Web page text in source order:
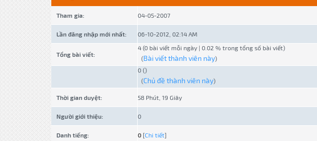
Tham gia: 04-05-2007
Lần đăng nhập mới nhất: 06-10-2012, 02:14 AM
Tổng bài viết:
4 (0 bài viết mỗi ngày | 0.02 % trong tổng số bài viết)
(Bài viết thành viên này)
0 ()
(Chủ đề thành viên này)
Thời gian duyệt: 58 Phút, 19 Giây
Người giới thiệu: 0
Danh tiếng: 0 [Chi tiết]